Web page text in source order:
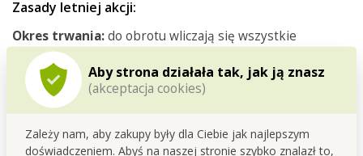
Aby strona działała tak, jak ją znasz
(akceptacja cookies)
Zależy nam, aby zakupy były dla Ciebie jak najlepszym
doświadczeniem. Abyś na naszej stronie szybko znalazł to,
Zasady letniej akcji:
Okres trwania:do obrotu wliczają się wszystkie
zafakturowane zamówienia złożone w okresie od 01.06
do 31.08.2026 r.
Naliczanie obrotu:produkty opłacone prowizjami nie są
wliczane do obrotu.
Ograniczenie:jeden klient = jeden prezent.
Kiedy otrzymasz prezent:prezent zostanie